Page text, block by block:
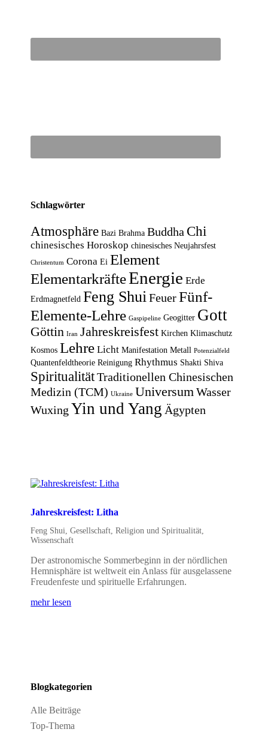
Schlagwörter
Atmosphäre Bazi Brahma Buddha Chi
chinesisches Horoskop chinesisches Neujahrsfest
Christentum Corona Ei Element
ElementarkräfteEnergie Erde
Erdmagnetfeld Feng Shui Feuer Fünf-
Elemente-Lehre Gaspipeline Geogitter Gott
Göttin Iran Jahreskreisfest Kirchen Klimaschutz
Kosmos Lehre Licht Manifestation Metall Potenzialfeld
Quantenfeldtheorie Reinigung Rhythmus Shakti Shiva
Spiritualität Traditionellen Chinesischen
Medizin (TCM) Ukraine Universum Wasser
Wuxing Yin und Yang Ägypten
Jahreskreisfest: Litha
Feng Shui ,Gesellschaft ,Religion und Spiritualität
Wissenschaft
Der astronomische Sommerbeginn in der nördlichen
Hemnisphäre ist weltweit ein Anlass für ausgelassene
Freudenfeste und spirituelle Erfahrungen.
mehr lesen
Blogkategorien
Alle Beiträge
Top-Thema